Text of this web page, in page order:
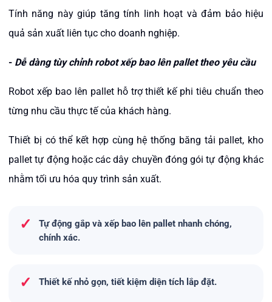
Tính năng này giúp tăng tính linh hoạt và đảm bảo hiệu
quả sản xuất liên tục cho doanh nghiệp.
- Dễ dàng tùy chỉnh robot xếp bao lên pallet theo yêu cầu
Robot xếp bao lên pallet hỗ trợ thiết kế phi tiêu chuẩn theo
từng nhu cầu thực tế của khách hàng.
Thiết bị có thể kết hợp cùng hệ thống băng tải pallet, kho
pallet tự động hoặc các dây chuyền đóng gói tự động khác
nhằm tối ưu hóa quy trình sản xuất.
✓
Tự động gắp và xếp bao lên pallet nhanh chóng,
chính xác.
✓ Thiết kế nhỏ gọn, tiết kiệm diện tích lắp đặt.